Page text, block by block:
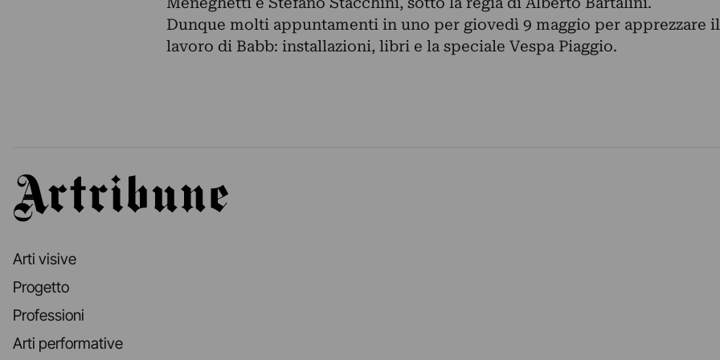
Dunque molti appuntamenti in uno per giovedì 9 maggio per apprezzare il
lavoro di Babb: installazioni, libri e la speciale Vespa Piaggio.
Artribune
Arti visive
Progetto
Professioni
Arti performative